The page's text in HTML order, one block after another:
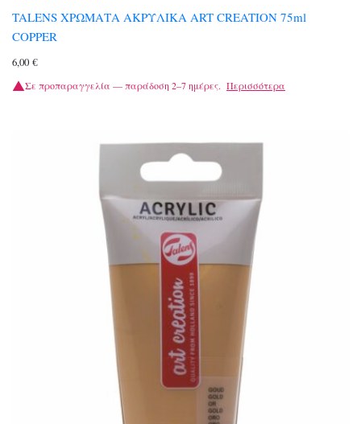
TALENS ΧΡΩΜΑΤΑ ΑΚΡΥΛΙΚΑ ART CREATION 75ml
COPPER
6,00 €
Σε προπαραγγελία — παράδοση 2–7 ημέρες. Περισσότερα